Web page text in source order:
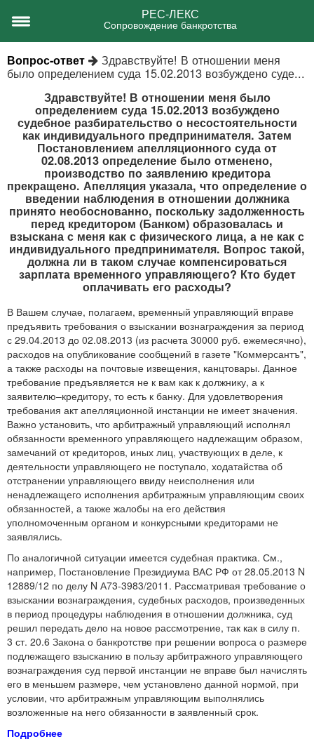
РЕС-ЛЕКС
Сопровождение банкротства
Вопрос-ответ Здравствуйте! В отношении меня
было определением суда 15.02.2013 возбуждено суде...
Здравствуйте! В отношении меня было
определением суда 15.02.2013 возбуждено
судебное разбирательство о несостоятельности
как индивидуального предпринимателя. Затем
Постановлением апелляционного суда от
02.08.2013 определение было отменено,
производство по заявлению кредитора
прекращено. Апелляция указала, что определение о
введении наблюдения в отношении должника
принято необоснованно, поскольку задолженность
перед кредитором (Банком) образовалась и
взыскана с меня как с физического лица, а не как с
индивидуального предпринимателя. Вопрос такой,
должна ли в таком случае компенсироваться
зарплата временного управляющего? Кто будет
оплачивать его расходы?
В Вашем случае, полагаем, временный управляющий вправе
предъявить требования о взыскании вознаграждения за период
с 29.04.2013 до 02.08.2013 (из расчета 30000 руб. ежемесячно),
расходов на опубликование сообщений в газете "Коммерсантъ",
а также расходы на почтовые извещения, канцтовары. Данное
требование предъявляется не к вам как к должнику, а к
заявителю–кредитору, то есть к банку. Для удовлетворения
требования акт апелляционной инстанции не имеет значения.
Важно установить, что арбитражный управляющий исполнял
обязанности временного управляющего надлежащим образом,
замечаний от кредиторов, иных лиц, участвующих в деле, к
деятельности управляющего не поступало, ходатайства об
отстранении управляющего ввиду неисполнения или
ненадлежащего исполнения арбитражным управляющим своих
обязанностей, а также жалобы на его действия
уполномоченным органом и конкурсными кредиторами не
заявлялись.
По аналогичной ситуации имеется судебная практика. См.,
например, Постановление Президиума ВАС РФ от 28.05.2013 N
12889/12 по делу N А73-3983/2011. Рассматривая требование о
взыскании вознаграждения, судебных расходов, произведенных
в период процедуры наблюдения в отношении должника, суд
решил передать дело на новое рассмотрение, так как в силу п.
3 ст. 20.6 Закона о банкротстве при решении вопроса о размере
подлежащего взысканию в пользу арбитражного управляющего
вознаграждения суд первой инстанции не вправе был начислять
его в меньшем размере, чем установлено данной нормой, при
условии, что арбитражным управляющим выполнялись
возложенные на него обязанности в заявленный срок.
Подробнее